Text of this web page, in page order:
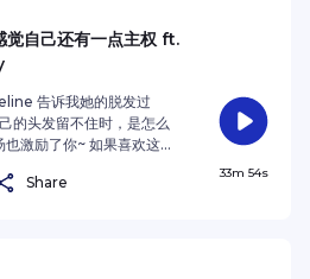
觉自己还有一点主权 ft.
告诉我她的脱发过
的头发留不住时，是怎么
激励了你~ 如果喜欢这个
:TikTokInstagram 也可
Share
33m 54s